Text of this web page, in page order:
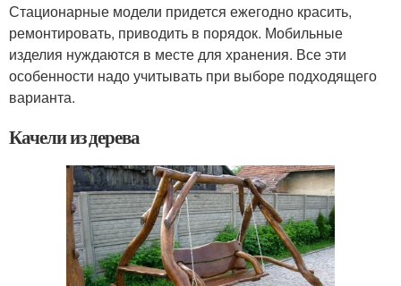
Стационарные модели придется ежегодно красить,
ремонтировать, приводить в порядок. Мобильные
изделия нуждаются в месте для хранения. Все эти
особенности надо учитывать при выборе подходящего
варианта.
Качели из дерева